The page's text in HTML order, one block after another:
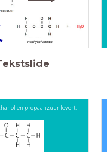
methylethanoaat
en propaanzuur levert: